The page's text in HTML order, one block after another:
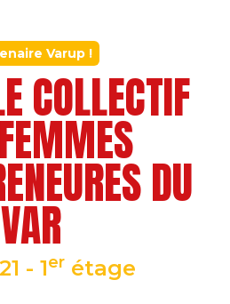
Varup !
COLLECTIF
DU
VAR
- 1er étage